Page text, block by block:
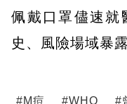
佩戴口罩儘速就
史、風險場域暴
#M痘 #WHO #